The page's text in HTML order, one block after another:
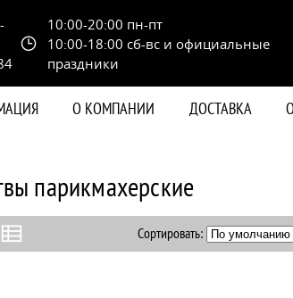
10:00-20:00 пн-пт
10:00-18:00 сб-вс и официальные
праздники
О КОМПАНИИ ДОСТАВКА
парикмахерские
Сортировать: